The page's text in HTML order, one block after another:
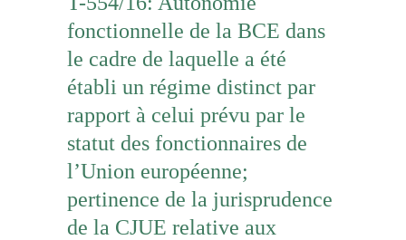
fonctionnelle de la BCE dans
le cadre de laquelle a été
établi un régime distinct par
rapport à celui prévu par le
statut des fonctionnaires de
l’Union européenne;
pertinence de la jurisprudence
de la CJUE relative aux